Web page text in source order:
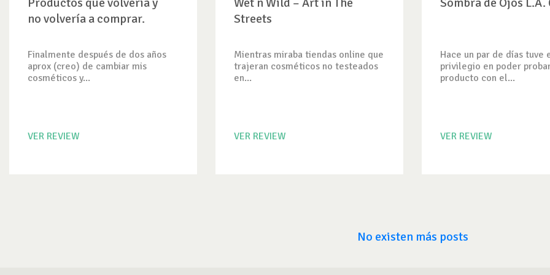
no volvería a comprar.
Finalmente después de dos años
aprox (creo) de cambiar mis
cosméticos y...
VER REVIEW
Streets
Mientras miraba tiendas online que
trajeran cosméticos no testeados
en...
VER REVIEW
Hace un par de días tuve
privilegio en poder
producto con el...
VER REVIEW
No existen más posts